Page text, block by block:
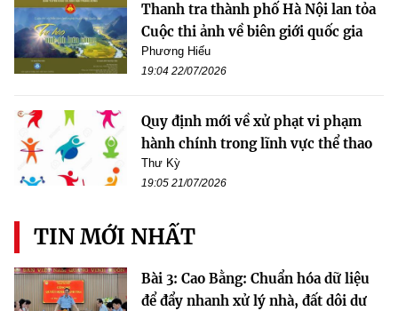
Thanh tra thành phố Hà Nội lan tỏa
Cuộc thi ảnh về biên giới quốc gia
Phương Hiếu
19:04 22/07/2026
Quy định mới về xử phạt vi phạm
hành chính trong lĩnh vực thể thao
Thư Kỳ
19:05 21/07/2026
TIN MỚI NHẤT
Bài 3: Cao Bằng: Chuẩn hóa dữ liệu
để đẩy nhanh xử lý nhà, đất dôi dư